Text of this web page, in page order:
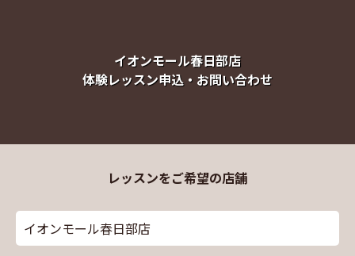
イオンモール春日部店
体験レッスン申込・お問い合わせ
レッスンをご希望の店舗
イオンモール春日部店